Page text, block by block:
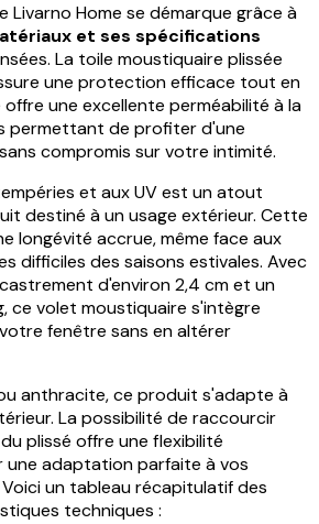
Livarno Home se démarque grâce à
et ses spécifications
La toile moustiquaire plissée
une protection efficace tout en
une excellente perméabilité à la
permettant de profiter d'une
compromis sur votre intimité.
et aux UV est un atout
destiné à un usage extérieur. Cette
longévité accrue, même face aux
difficiles des saisons estivales. Avec
d'environ 2,4 cm et un
ce volet moustiquaire s'intègre
fenêtre sans en altérer
anthracite, ce produit s'adapte à
La possibilité de raccourcir
plissé offre une flexibilité
une adaptation parfaite à vos
un tableau récapitulatif des
techniques :